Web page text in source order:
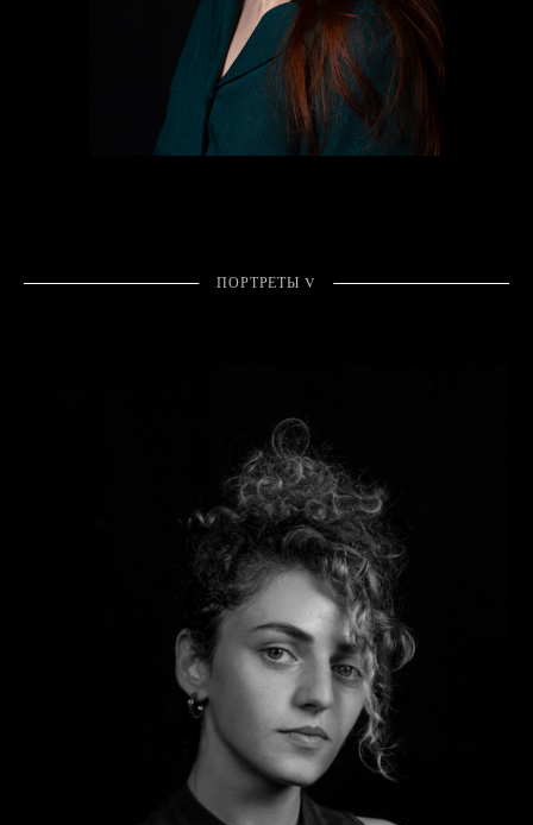
ПОРТРЕТЫ V